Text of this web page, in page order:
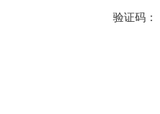
验证码：